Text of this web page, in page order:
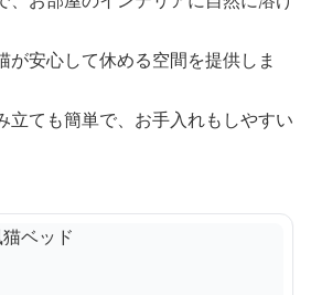
が安心して休める空間を提供しま
立ても簡単で、お手入れもしやすい